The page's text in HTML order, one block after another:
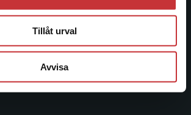
Tillåt urval
Avvisa